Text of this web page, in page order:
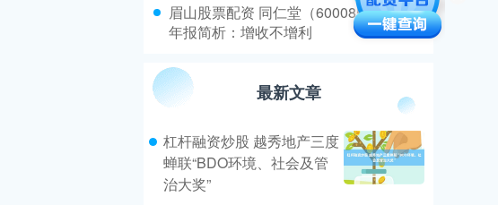
​眉山股票配资 同仁堂（600085）2024年
年报简析：增收不增利
最新文章
杠杆融资炒股 越秀地产三度
蝉联“BDO环境、社会及管
治大奖”